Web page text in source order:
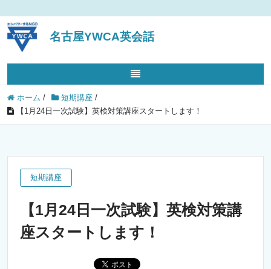
名古屋YWCA英会話
ホーム / 短期講座 /
【1月24日一次試験】英検対策講座スタートします！
短期講座
【1月24日一次試験】英検対策講
座スタートします！